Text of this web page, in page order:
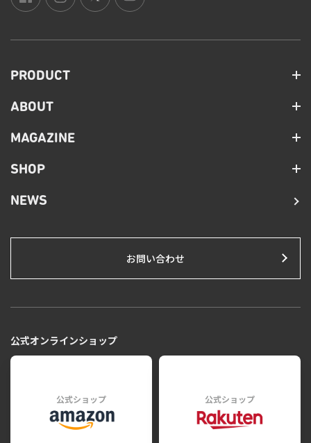
PRODUCT
ABOUT
MAGAZINE
SHOP
NEWS
お問い合わせ
公式オンラインショップ
公式ショップ 公式ショップ